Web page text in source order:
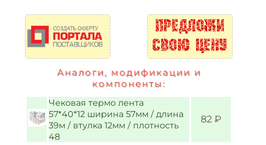
Аналоги, модификации и
компоненты:
Чековая термо лента
57*40*12 ширина 57мм / длина
39м / втулка 12мм / плотность
48
82 ₽